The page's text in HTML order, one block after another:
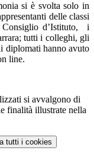
si è svolta solo in
delle classi
d’Istituto, i
tutti i colleghi, gli
diplomati hanno avuto
line.
si avvalgono di
finalità illustrate nella
tutti i cookies